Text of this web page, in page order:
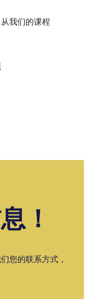
我们的课程
！
您的联系方式，